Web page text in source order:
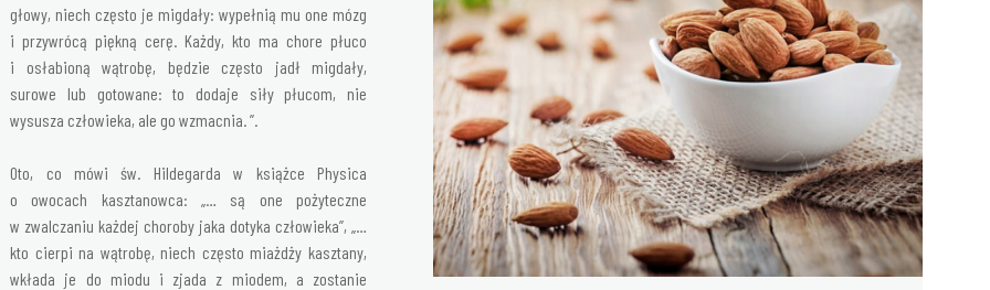
głowy, niech często je migdały: wypełnią mu one mózg
i przywrócą piękną cerę. Każdy, kto ma chore płuco
i osłabioną wątrobę, będzie często jadł migdały,
surowe lub gotowane: to dodaje siły płucom, nie
wysusza człowieka, ale go wzmacnia. ”.
Oto, co mówi św. Hildegarda w książce Physica
o owocach kasztanowca: „… są one pożyteczne
w zwalczaniu każdej choroby jaka dotyka człowieka”, „…
kto cierpi na wątrobę, niech często miażdży kasztany,
wkłada je do miodu i zjada z miodem, a zostanie